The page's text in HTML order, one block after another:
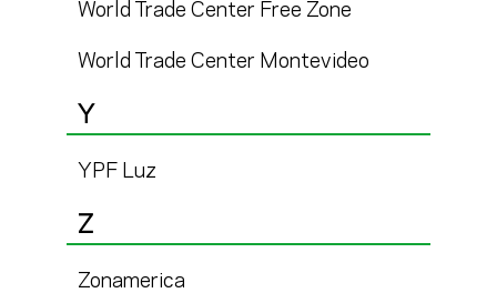
World Trade Center Free Zone
World Trade Center Montevideo
Y
YPF Luz
Z
Zonamerica